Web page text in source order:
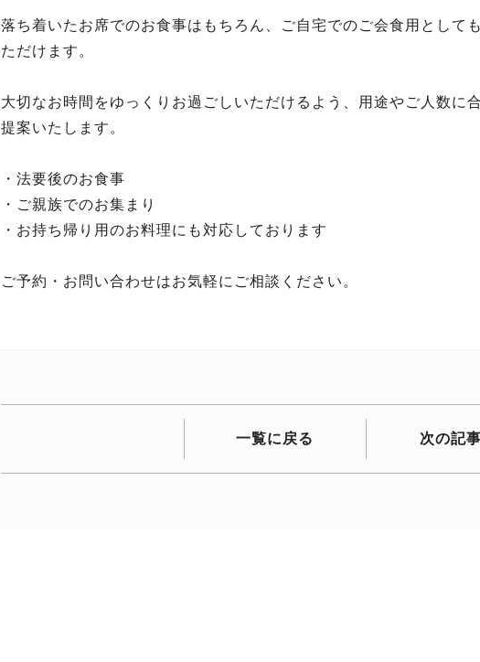
落ち着いたお席でのお食事はもちろん、ご自宅でのご会食用として
ただけます。
大切なお時間をゆっくりお過ごしいただけるよう、用途やご人数に
提案いたします。
・法要後のお食事
・ご親族でのお集まり
・お持ち帰り用のお料理にも対応しております
ご予約・お問い合わせはお気軽にご相談ください。
次の記
一覧に戻る